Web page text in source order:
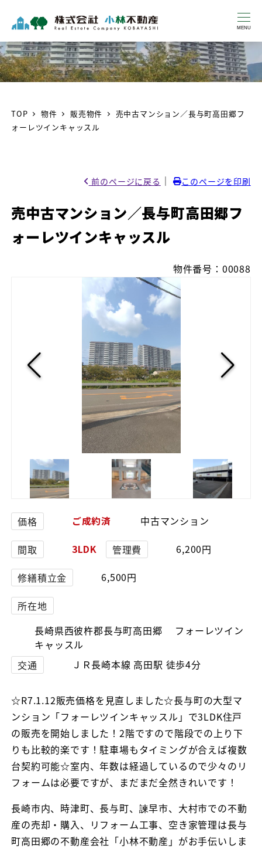
MENU
TOP 物件 販売物件
売中古マンション／長与町高田郷フ
ォーレツインキャッスル
前のページに戻る ｜ このページを印刷
売中古マンション／長与町高田郷フ
ォーレツインキャッスル
物件番号：00088
価格 ご成約済 中古マンション
間取 3LDK 管理費 6,200円
修繕積立金 6,500円
所在地
長崎県西彼杵郡長与町高田郷 フォーレツイン
キャッスル
交通
ＪＲ長崎本線 高田駅 徒歩4分
☆R7.1.12販売価格を見直しました☆長与町の大型マ
ンション「フォーレツインキャッスル」で3LDK住戸
の販売を開始しました！2階ですので階段での上り下
りも比較的楽です！駐車場もタイミングが合えば複数
台契約可能☆室内、年数は経過しているので少々のリ
フォームは必要ですが、まだまだ全然きれいです！
長崎市内、時津町、長与町、諫早市、大村市での不動
産の売却・購入、リフォーム工事、空き家管理は長与
町高田郷の不動産会社「小林不動産」がお手伝いしま